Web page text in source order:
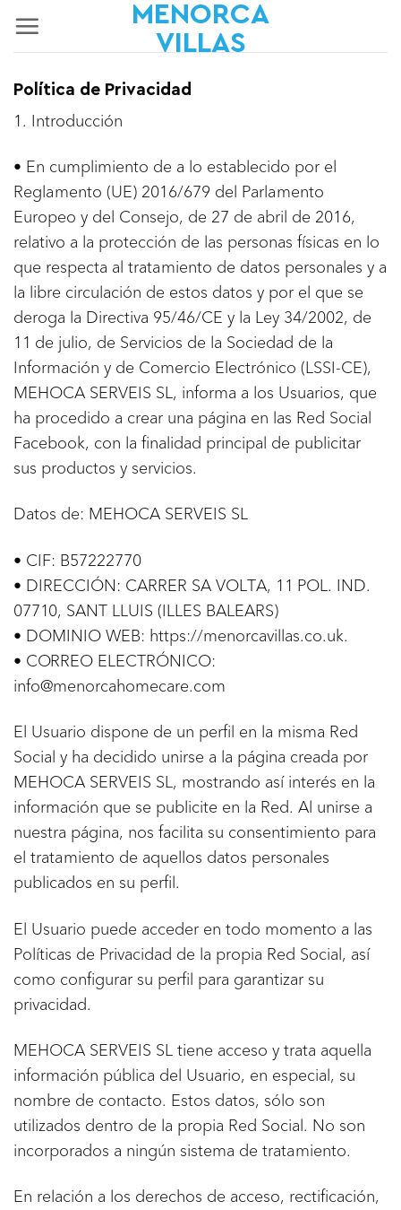
content
MENORCA
VILLAS
Política de Privacidad
1. Introducción
• En cumplimiento de a lo establecido por el
Reglamento (UE) 2016/679 del Parlamento
Europeo y del Consejo, de 27 de abril de 2016,
relativo a la protección de las personas físicas en lo
que respecta al tratamiento de datos personales y a
la libre circulación de estos datos y por el que se
deroga la Directiva 95/46/CE y la Ley 34/2002, de
11 de julio, de Servicios de la Sociedad de la
Información y de Comercio Electrónico (LSSI-CE),
MEHOCA SERVEIS SL, informa a los Usuarios, que
ha procedido a crear una página en las Red Social
Facebook, con la finalidad principal de publicitar
sus productos y servicios.
Datos de: MEHOCA SERVEIS SL
• CIF: B57222770
• DIRECCIÓN: CARRER SA VOLTA, 11 POL. IND.
07710, SANT LLUIS (ILLES BALEARS)
• DOMINIO WEB: https://menorcavillas.co.uk.
• CORREO ELECTRÓNICO:
info@menorcahomecare.com
El Usuario dispone de un perfil en la misma Red
Social y ha decidido unirse a la página creada por
MEHOCA SERVEIS SL, mostrando así interés en la
información que se publicite en la Red. Al unirse a
nuestra página, nos facilita su consentimiento para
el tratamiento de aquellos datos personales
publicados en su perfil.
El Usuario puede acceder en todo momento a las
Políticas de Privacidad de la propia Red Social, así
como configurar su perfil para garantizar su
privacidad.
MEHOCA SERVEIS SL tiene acceso y trata aquella
información pública del Usuario, en especial, su
nombre de contacto. Estos datos, sólo son
utilizados dentro de la propia Red Social. No son
incorporados a ningún sistema de tratamiento.
En relación a los derechos de acceso, rectificación,